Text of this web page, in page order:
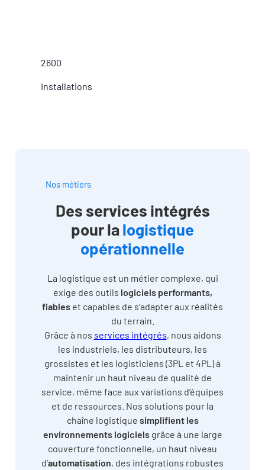
2600
Installations
Nos métiers
Des services intégrés
pour lalogistique
opérationnelle
La logistique est un métier complexe, qui
exige des outils logiciels performants,
fiables et capables de s’adapter aux réalités
du terrain.
Grâce à nos services intégrés, nous aidons
les industriels, les distributeurs, les
grossistes et les logisticiens (3PL et 4PL) à
maintenir un haut niveau de qualité de
service, même face aux variations d’équipes
et de ressources. Nos solutions pour la
chaîne logistique simplifient les
environnements logicielsgrâce à une large
couverture fonctionnelle, un haut niveau
d’automatisation, des intégrations robustes